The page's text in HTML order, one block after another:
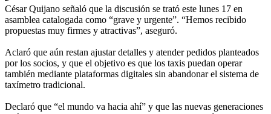
César Quijano señaló que la discusión se trató este lunes 17 en
asamblea catalogada como “grave y urgente”. “Hemos recibido
propuestas muy firmes y atractivas”, aseguró.
Aclaró que aún restan ajustar detalles y atender pedidos planteados
por los socios, y que el objetivo es que los taxis puedan operar
también mediante plataformas digitales sin abandonar el sistema de
taxímetro tradicional.
Declaró que “el mundo va hacia ahí” y que las nuevas generaciones